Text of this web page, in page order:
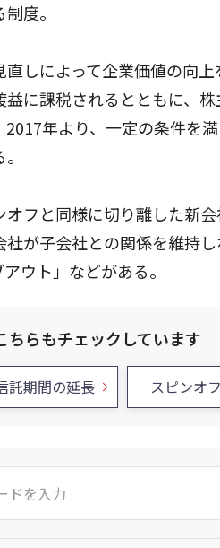
度。
しによって企業価値の向
に課税されるとともに、
年より、一定の条件を
フと同様に切り離した新
が子会社との関係を維持
ウト」などがある。
ちらもチェックしています
託期間の延長 スピンオフ